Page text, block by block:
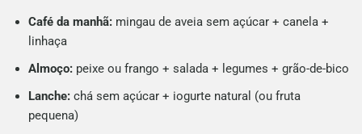
Café da manhã: mingau de aveia sem açúcar + canela +
linhaça
Almoço: peixe ou frango + salada + legumes + grão-de-bico
Lanche: chá sem açúcar + iogurte natural (ou fruta
pequena)